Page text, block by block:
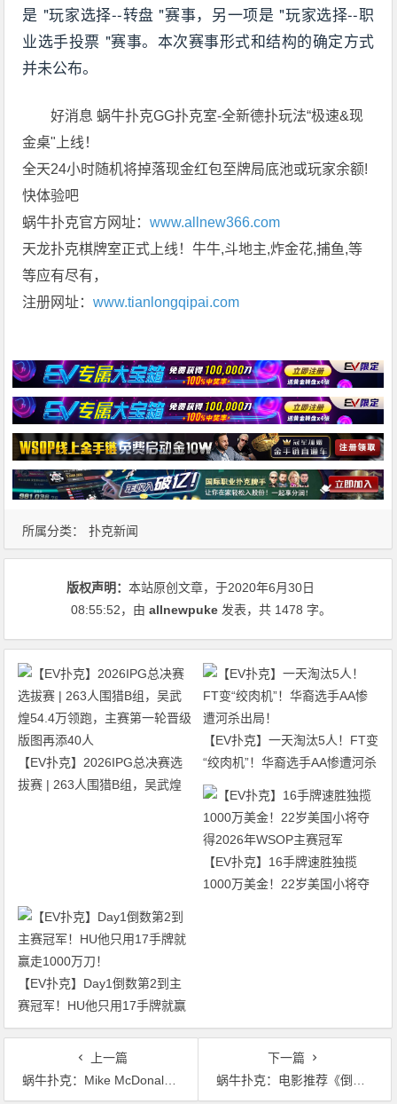
是 "玩家选择--转盘 "赛事，另一项是 "玩家选择--职
业选手投票 "赛事。本次赛事形式和结构的确定方式
并未公布。
好消息 蜗牛扑克GG扑克室-全新德扑玩法“极速&现
金桌"上线！
全天24小时随机将掉落现金红包至牌局底池或玩家余额!
快体验吧
蜗牛扑克官方网址：www.allnew366.com
天龙扑克棋牌室正式上线！牛牛,斗地主,炸金花,捕鱼,等
等应有尽有，
注册网址：www.tianlongqipai.com
所属分类： 扑克新闻
版权声明：本站原创文章，于2020年6月30日
08:55:52，由allnewpuke 发表，共 1478 字。
【EV扑克】2026IPG总决赛选
拔赛 | 263人围猎B组，吴武煌
【EV扑克】一天淘汰5人！FT变
“绞肉机”！华裔选手AA惨遭河杀
出局！
【EV扑克】16手牌速胜独揽
1000万美金！22岁美国小将夺
【EV扑克】Day1倒数第2到主
赛冠军！HU他只用17手牌就赢
走1000万刀！
上一篇
蜗牛扑克：Mike McDonald参加比特币扑克节目
下一篇
蜗牛扑克：电影推荐《倒扣的王牌》 Ace in the Hole